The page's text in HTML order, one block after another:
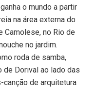
o mundo a partir
na área externa do
Camolese, no Rio de
no jardim.
roda de samba,
de Dorival ao lado das
de arquitetura